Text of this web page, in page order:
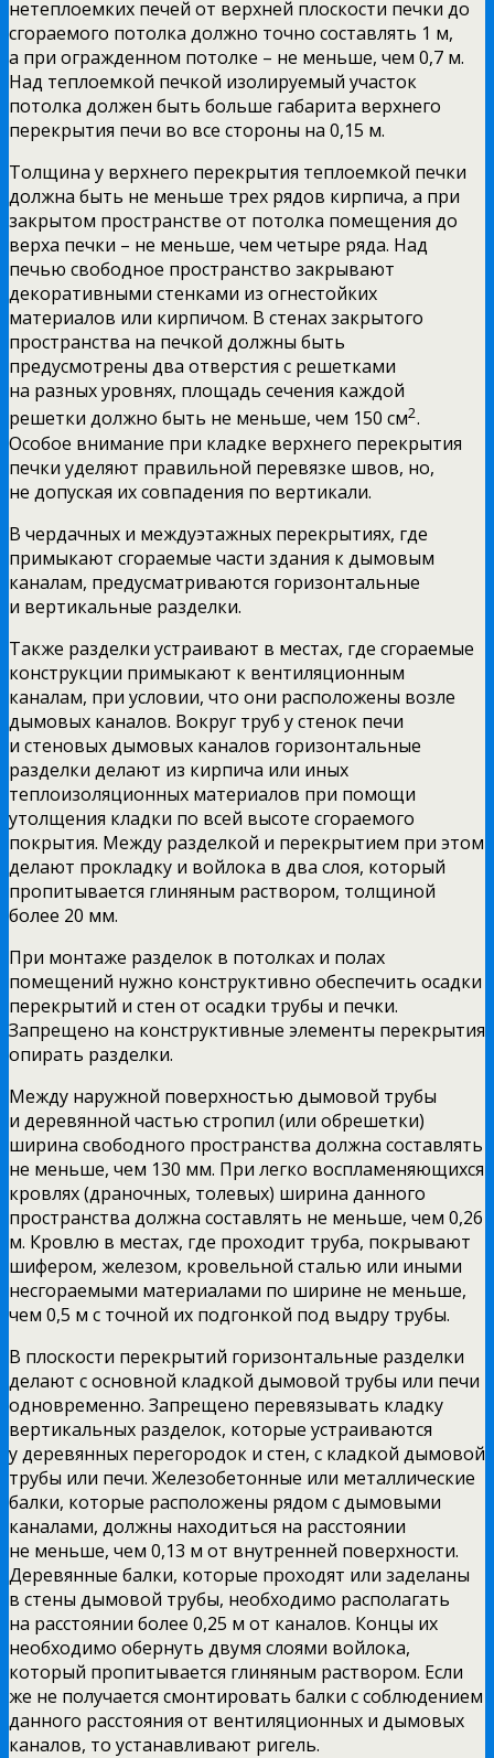
нетеплоемких печей от верхней плоскости печки до
сгораемого потолка должно точно составлять 1 м,
а при огражденном потолке – не меньше, чем 0,7 м.
Над теплоемкой печкой изолируемый участок
потолка должен быть больше габарита верхнего
перекрытия печи во все стороны на 0,15 м.
Толщина у верхнего перекрытия теплоемкой печки
должна быть не меньше трех рядов кирпича, а при
закрытом пространстве от потолка помещения до
верха печки – не меньше, чем четыре ряда. Над
печью свободное пространство закрывают
декоративными стенками из огнестойких
материалов или кирпичом. В стенах закрытого
пространства на печкой должны быть
предусмотрены два отверстия с решетками
на разных уровнях, площадь сечения каждой
решетки должно быть не меньше, чем 150 см2.
Особое внимание при кладке верхнего перекрытия
печки уделяют правильной перевязке швов, но,
не допуская их совпадения по вертикали.
В чердачных и междуэтажных перекрытиях, где
примыкают сгораемые части здания к дымовым
каналам, предусматриваются горизонтальные
и вертикальные разделки.
Также разделки устраивают в местах, где сгораемые
конструкции примыкают к вентиляционным
каналам, при условии, что они расположены возле
дымовых каналов. Вокруг труб у стенок печи
и стеновых дымовых каналов горизонтальные
разделки делают из кирпича или иных
теплоизоляционных материалов при помощи
утолщения кладки по всей высоте сгораемого
покрытия. Между разделкой и перекрытием при этом
делают прокладку и войлока в два слоя, который
пропитывается глиняным раствором, толщиной
более 20 мм.
При монтаже разделок в потолках и полах
помещений нужно конструктивно обеспечить осадки
перекрытий и стен от осадки трубы и печки.
Запрещено на конструктивные элементы перекрытия
опирать разделки.
Между наружной поверхностью дымовой трубы
и деревянной частью стропил (или обрешетки)
ширина свободного пространства должна составлять
не меньше, чем 130 мм. При легко воспламеняющихся
кровлях (драночных, толевых) ширина данного
пространства должна составлять не меньше, чем 0,26
м. Кровлю в местах, где проходит труба, покрывают
шифером, железом, кровельной сталью или иными
несгораемыми материалами по ширине не меньше,
чем 0,5 м с точной их подгонкой под выдру трубы.
В плоскости перекрытий горизонтальные разделки
делают с основной кладкой дымовой трубы или печи
одновременно. Запрещено перевязывать кладку
вертикальных разделок, которые устраиваются
у деревянных перегородок и стен, с кладкой дымовой
трубы или печи. Железобетонные или металлические
балки, которые расположены рядом с дымовыми
каналами, должны находиться на расстоянии
не меньше, чем 0,13 м от внутренней поверхности.
Деревянные балки, которые проходят или заделаны
в стены дымовой трубы, необходимо располагать
на расстоянии более 0,25 м от каналов. Концы их
необходимо обернуть двумя слоями войлока,
который пропитывается глиняным раствором. Если
же не получается смонтировать балки с соблюдением
данного расстояния от вентиляционных и дымовых
каналов, то устанавливают ригель.